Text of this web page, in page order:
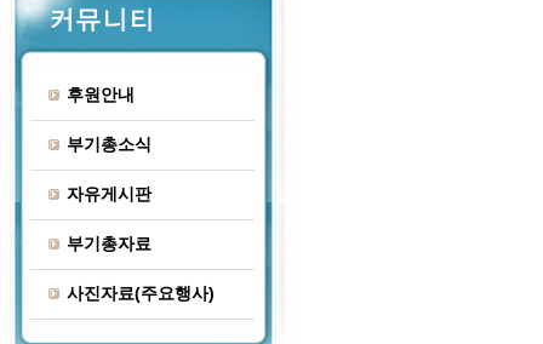
후원안내
부기총소식
자유게시판
부기총자료
사진자료(주요행사)